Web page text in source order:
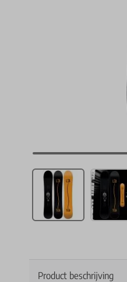
Product beschrijving